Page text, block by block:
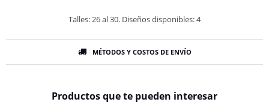
Talles: 26 al 30. Diseños disponibles: 4
MÉTODOS Y COSTOS DE ENVÍO
Productos que te pueden interesar